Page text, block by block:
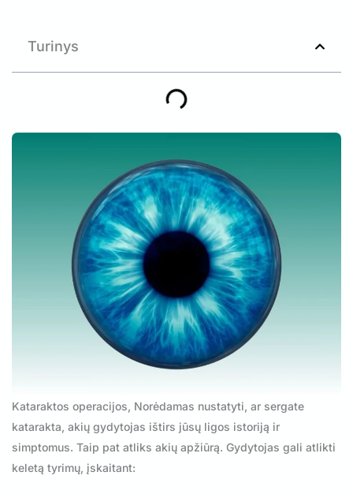
Turinys
Kataraktos operacijos, Norėdamas nustatyti, ar sergate
katarakta, akių gydytojas ištirs jūsų ligos istoriją ir
simptomus. Taip pat atliks akių apžiūrą. Gydytojas gali atlikti
keletą tyrimų, įskaitant: